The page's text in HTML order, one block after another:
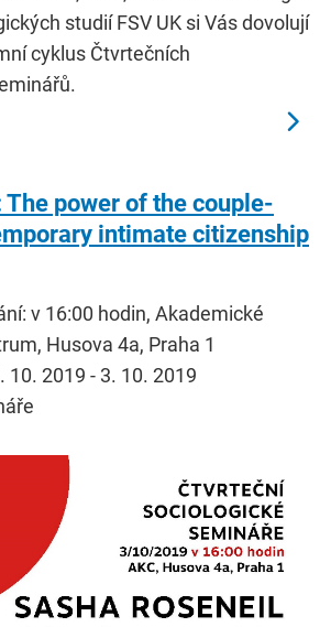
studií FSV UK si Vás dovolují
cyklus Čtvrtečních
power of the couple-
intimate citizenship
v 16:00 hodin, Akademické
Husova 4a, Praha 1
10. 2019 - 3. 10. 2019